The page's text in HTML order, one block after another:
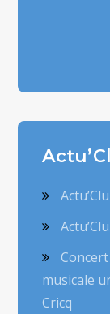
musicale
Cricq